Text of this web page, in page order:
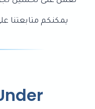
يمكنكم متابعتنا